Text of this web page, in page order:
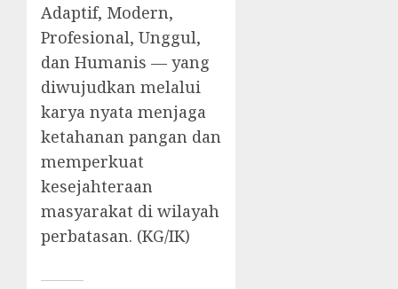
Adaptif, Modern,
Profesional, Unggul,
dan Humanis — yang
diwujudkan melalui
karya nyata menjaga
ketahanan pangan dan
memperkuat
kesejahteraan
masyarakat di wilayah
perbatasan. (KG/IK)